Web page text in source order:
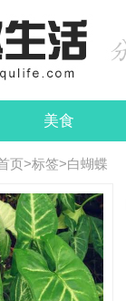
美食
民俗
页>标签>白蝴蝶